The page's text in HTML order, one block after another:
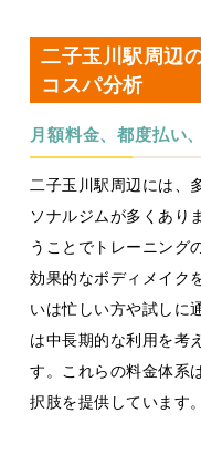
二子玉川駅周辺
コスパ分析
月額料金、都度払い
二子玉川駅周辺には、
ソナルジムが多くあり
うことでトレーニング
効果的なボディメイク
いは忙しい方や試しに
は中長期的な利用を考
す。これらの料金体系
択肢を提供しています。